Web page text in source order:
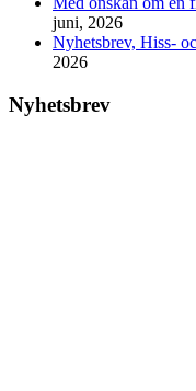
juni, 2026
Nyhetsbrev, Hiss-
2026
Nyhetsbrev